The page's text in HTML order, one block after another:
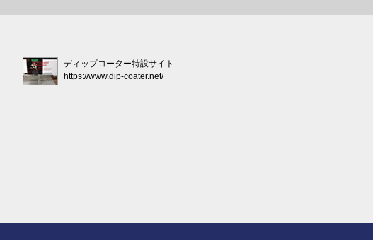
ディップコーター特設サイト
https://www.dip-coater.net/